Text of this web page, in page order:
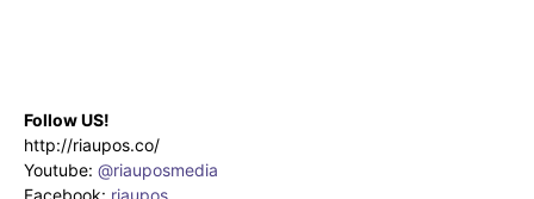
Follow US!
http://riaupos.co/
Youtube: @riauposmedia
Facebook: riaupos